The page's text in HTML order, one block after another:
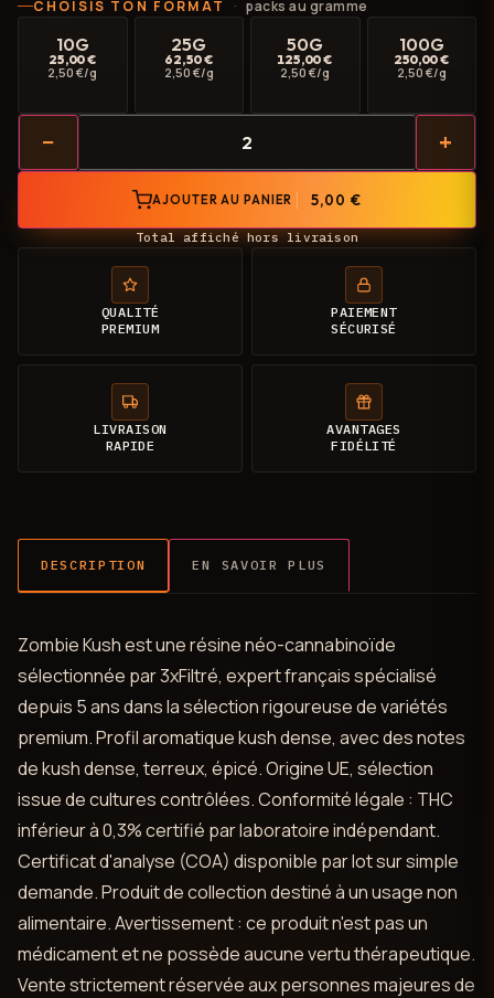
CHOISIS TON FORMAT packs au gramme
10G
25,00 €
2,50 €/g
25G
62,50 €
2,50 €/g
50G
125,00 €
2,50 €/g
100G
250,00 €
2,50 €/g
− +
AJOUTER AU PANIER 5,00 €
Total affiché hors livraison
QUALITÉ
PREMIUM
PAIEMENT
SÉCURISÉ
LIVRAISON
RAPIDE
AVANTAGES
FIDÉLITÉ
DESCRIPTION EN SAVOIR PLUS
Zombie Kush est une résine néo-cannabinoïde
sélectionnée par 3xFiltré, expert français spécialisé
depuis 5 ans dans la sélection rigoureuse de variétés
premium. Profil aromatique kush dense, avec des notes
de kush dense, terreux, épicé. Origine UE, sélection
issue de cultures contrôlées. Conformité légale : THC
inférieur à 0,3% certifié par laboratoire indépendant.
Certificat d'analyse (COA) disponible par lot sur simple
demande. Produit de collection destiné à un usage non
alimentaire. Avertissement : ce produit n'est pas un
médicament et ne possède aucune vertu thérapeutique.
Vente strictement réservée aux personnes majeures de